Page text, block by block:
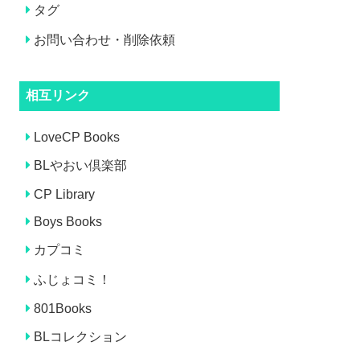
タグ
お問い合わせ・削除依頼
相互リンク
LoveCP Books
BLやおい倶楽部
CP Library
Boys Books
カプコミ
ふじょコミ！
801Books
BLコレクション